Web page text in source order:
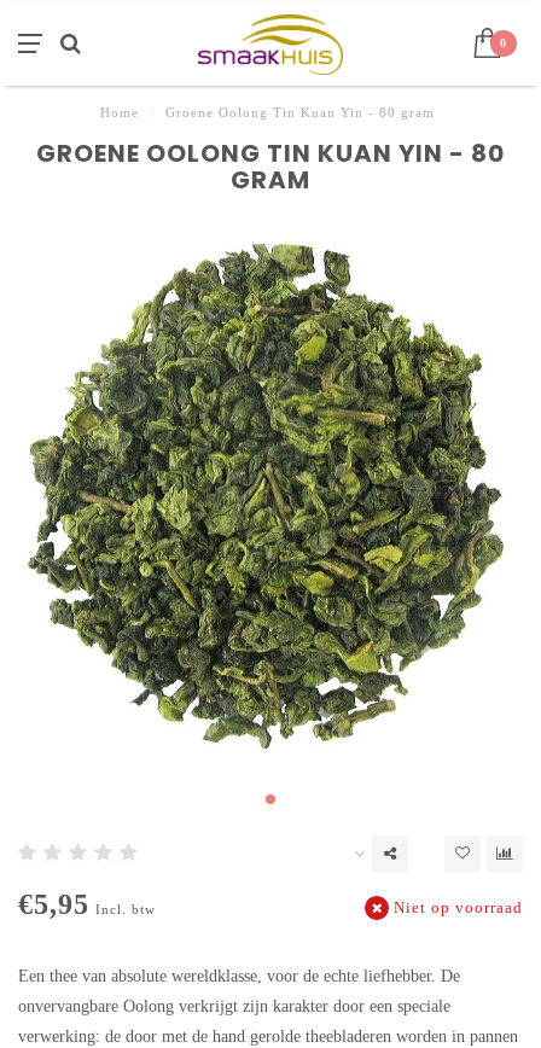
0
Home Groene Oolong Tin Kuan Yin - 80 gram
GROENE OOLONG TIN KUAN YIN - 80
GRAM
€5,95 Incl. btw Niet op voorraad
Een thee van absolute wereldklasse, voor de echte liefhebber. De
onvervangbare Oolong verkrijgt zijn karakter door een speciale
verwerking: de door met de hand gerolde theebladeren worden in pannen